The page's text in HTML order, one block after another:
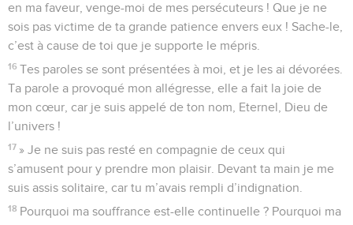
en ma faveur, venge-moi de mes persécuteurs ! Que je ne
sois pas victime de ta grande patience envers eux ! Sache-le,
c’est à cause de toi que je supporte le mépris.
16 Tes paroles se sont présentées à moi, et je les ai dévorées.
Ta parole a provoqué mon allégresse, elle a fait la joie de
mon cœur, car je suis appelé de ton nom, Eternel, Dieu de
l’univers !
17 » Je ne suis pas resté en compagnie de ceux qui
s’amusent pour y prendre mon plaisir. Devant ta main je me
suis assis solitaire, car tu m’avais rempli d’indignation.
18 Pourquoi ma souffrance est-elle continuelle ? Pourquoi ma